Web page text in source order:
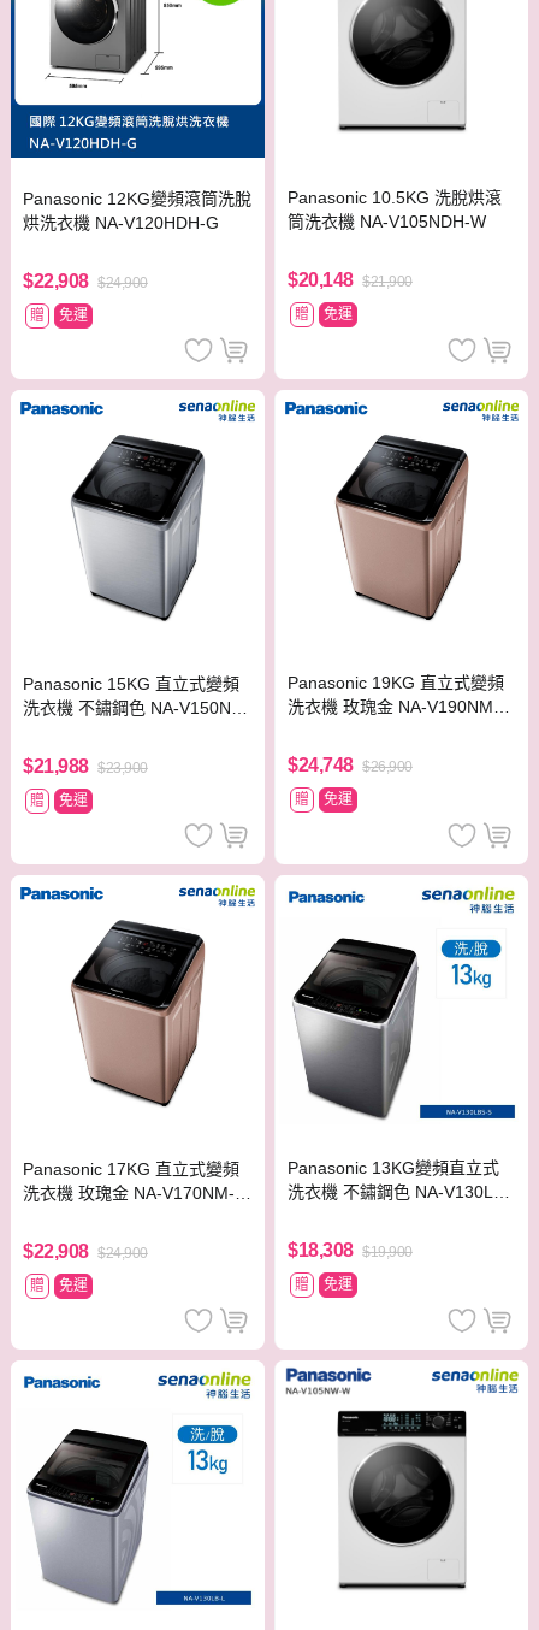
Panasonic 12KG變頻滾筒洗脫
烘洗衣機 NA-V120HDH-G
$22,908 $24,900
贈
免運
Panasonic 10.5KG 洗脫烘滾
筒洗衣機 NA-V105NDH-W
$20,148 $21,900
贈
免運
Panasonic 15KG 直立式變頻
洗衣機 不鏽鋼色 NA-V150NM
$21,988 $23,900
贈
免運
Panasonic 19KG 直立式變頻
洗衣機 玫瑰金 NA-V190NM-P
$24,748 $26,900
贈
免運
Panasonic 17KG 直立式變頻
洗衣機 玫瑰金 NA-V170NM-P
$22,908 $24,900
贈
免運
Panasonic 13KG變頻直立式
洗衣機 不鏽鋼色 NA-V130LBS
$18,308 $19,900
贈
免運